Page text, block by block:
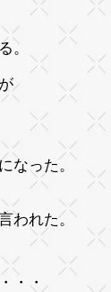
。
なった。
われた。
・・